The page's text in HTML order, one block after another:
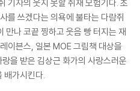
기자의 웃지 못할 취재 모험기다. 초
를 쓰겠다는 의욕에 불타는 다람쥐
만나 코끝 찡하고 웃음 빵 터지는 재
이븐스, 일본 MOE 그림책 대상을
랑을 받은 김상근 화가의 사랑스러운
배가시킨다.